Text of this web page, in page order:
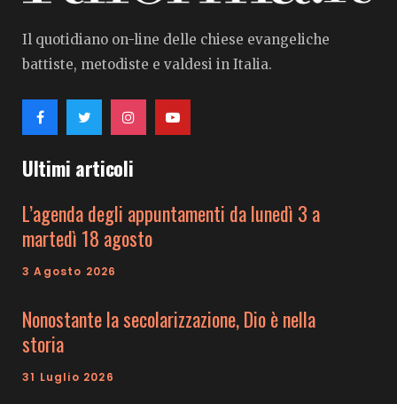
Il quotidiano on-line delle chiese evangeliche
battiste, metodiste e valdesi in Italia.
Ultimi articoli
L’agenda degli appuntamenti da lunedì 3 a
martedì 18 agosto
3 Agosto 2026
Nonostante la secolarizzazione, Dio è nella
storia
31 Luglio 2026